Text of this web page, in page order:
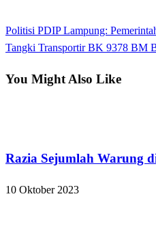
Navigasi
Previous
Post
Politisi PDIP Lampung:
Next
Tangki Transportir BK 9378 BM
You Might Also Like
Razia Sejumlah Warung
10 Oktober 2023